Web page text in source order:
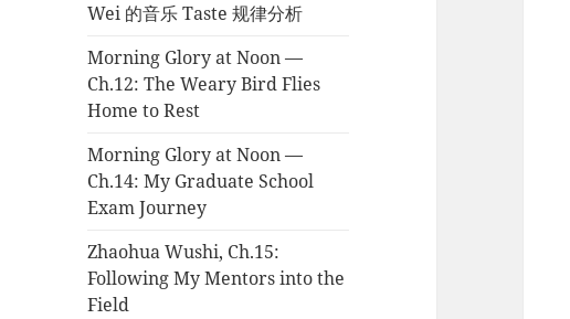
Wei 的音乐 Taste 规律分析
Morning Glory at Noon —
Ch.12: The Weary Bird Flies
Home to Rest
Morning Glory at Noon —
Ch.14: My Graduate School
Exam Journey
Zhaohua Wushi, Ch.15:
Following My Mentors into the
Field